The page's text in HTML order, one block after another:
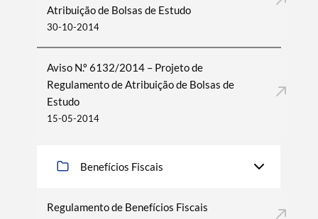
Atribuição de Bolsas de Estudo
30-10-2014
Aviso N.º 6132/2014 – Projeto de
Regulamento de Atribuição de Bolsas de
Estudo
15-05-2014
Benefícios Fiscais
Regulamento de Benefícios Fiscais